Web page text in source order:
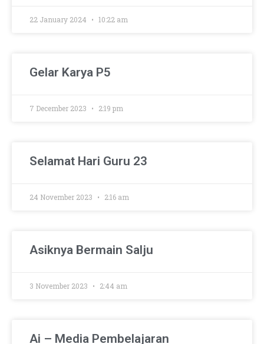
22 January 2024 10:22 am
Gelar Karya P5
7 December 2023 2:19 pm
Selamat Hari Guru 23
24 November 2023 2:16 am
Asiknya Bermain Salju
3 November 2023 2:44 am
Ai – Media Pembelajaran